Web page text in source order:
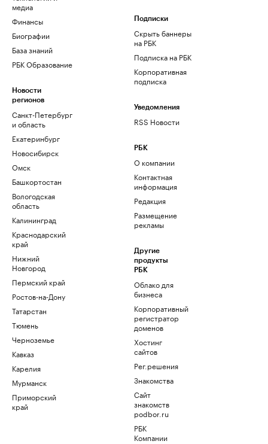
медиа
Финансы
Биографии
База знаний
РБК Образование
Новости
регионов
Санкт-Петербург
и область
Екатеринбург
Новосибирск
Омск
Башкортостан
Вологодская
область
Калининград
Краснодарский
край
Нижний
Новгород
Пермский край
Ростов-на-Дону
Татарстан
Тюмень
Черноземье
Кавказ
Карелия
Мурманск
Приморский
край
Подписки
Скрыть баннеры
на РБК
Подписка на РБК
Корпоративная
подписка
Уведомления
RSS Новости
РБК
О компании
Контактная
информация
Редакция
Размещение
рекламы
Другие
продукты
РБК
Облако для
бизнеса
Корпоративный
регистратор
доменов
Хостинг
сайтов
Рег.решения
Знакомства
Сайт
знакомств
podbor.ru
РБК
Компании